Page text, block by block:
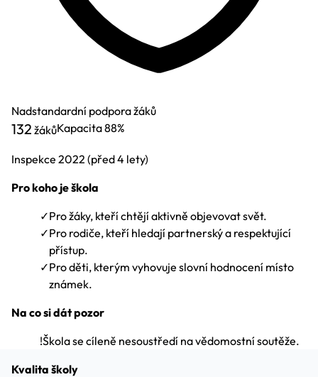
Nadstandardní podpora žáků
132 žákůKapacita88%
Inspekce 2022 (před 4 lety)
Pro koho je škola
✓Pro žáky, kteří chtějí aktivně objevovat svět.
✓Pro rodiče, kteří hledají partnerský a respektující
přístup.
✓Pro děti, kterým vyhovuje slovní hodnocení místo
známek.
Na co si dát pozor
!Škola se cíleně nesoustředí na vědomostní soutěže.
Kvalita školy